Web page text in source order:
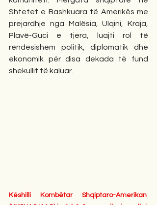
Shtetet e Bashkuara të Amerikës me
prejardhje nga Malësia, Ulqini, Kraja,
Plavë-Guci e tjera, luajti rol të
rëndësishëm politik, diplomatik dhe
ekonomik për disa dekada të fund
shekullit të kaluar.
Këshilli Kombëtar Shqiptaro-Amerikan